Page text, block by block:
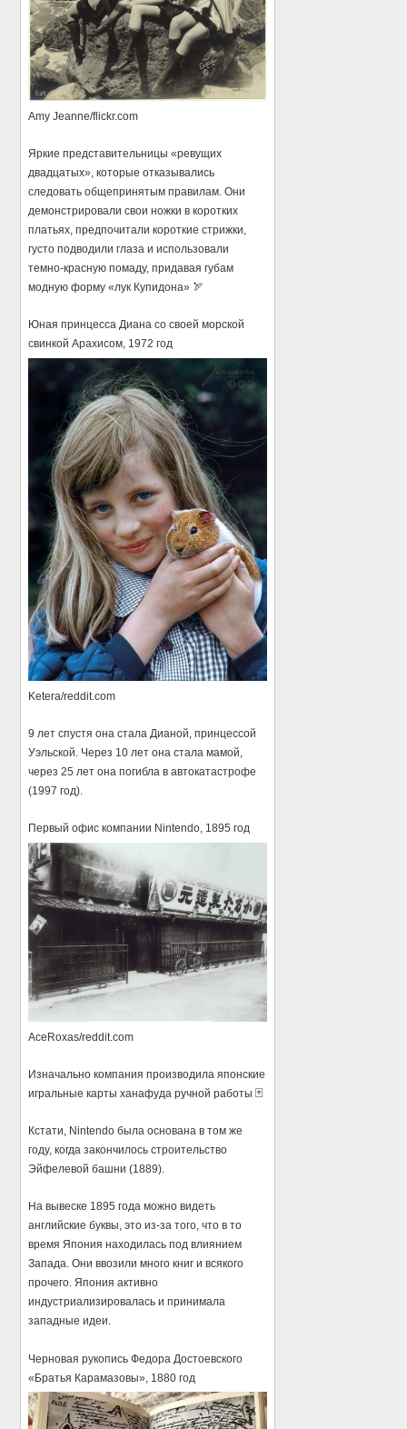
Amy Jeanne/flickr.com
Яркие представительницы «ревущих
двадцатых», которые отказывались
следовать общепринятым правилам. Они
демонстрировали свои ножки в коротких
платьях, предпочитали короткие стрижки,
густо подводили глаза и использовали
темно-красную помаду, придавая губам
модную форму «лук Купидона» 🏹
Юная принцесса Диана со своей морской
свинкой Арахисом, 1972 год
Ketera/reddit.com
9 лет спустя она стала Дианой, принцессой
Уэльской. Через 10 лет она стала мамой,
через 25 лет она погибла в автокатастрофе
(1997 год).
Первый офис компании Nintendo, 1895 год
AceRoxas/reddit.com
Изначально компания производила японские
игральные карты ханафуда ручной работы 🃏
Кстати, Nintendo была основана в том же
году, когда закончилось строительство
Эйфелевой башни (1889).
На вывеске 1895 года можно видеть
английские буквы, это из-за того, что в то
время Япония находилась под влиянием
Запада. Они ввозили много книг и всякого
прочего. Япония активно
индустриализировалась и принимала
западные идеи.
Черновая рукопись Федора Достоевского
«Братья Карамазовы», 1880 год